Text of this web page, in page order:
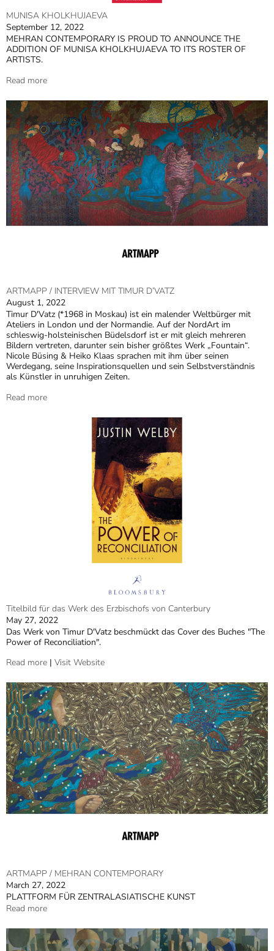
MUNISA KHOLKHUJAEVA
September 12, 2022
MEHRAN CONTEMPORARY IS PROUD TO ANNOUNCE THE
ADDITION OF MUNISA KHOLKHUJAEVA TO ITS ROSTER OF
ARTISTS.
Read more
ARTMAPP / INTERVIEW MIT TIMUR D’VATZ
August 1, 2022
Timur D'Vatz (*1968 in Moskau) ist ein malender Weltbürger mit
Ateliers in London und der Normandie. Auf der NordArt im
schleswig-holsteinischen Büdelsdorf ist er mit gleich mehreren
Bildern vertreten, darunter sein bisher größtes Werk „Fountain“.
Nicole Büsing & Heiko Klaas sprachen mit ihm über seinen
Werdegang, seine Inspirationsquellen und sein Selbstverständnis
als Künstler in unruhigen Zeiten.
Read more
Titelbild für das Werk des Erzbischofs von Canterbury
May 27, 2022
Das Werk von Timur D'Vatz beschmückt das Cover des Buches "The
Power of Reconciliation".
Read more | Visit Website
ARTMAPP / MEHRAN CONTEMPORARY
March 27, 2022
PLATTFORM FÜR ZENTRALASIATISCHE KUNST
Read more